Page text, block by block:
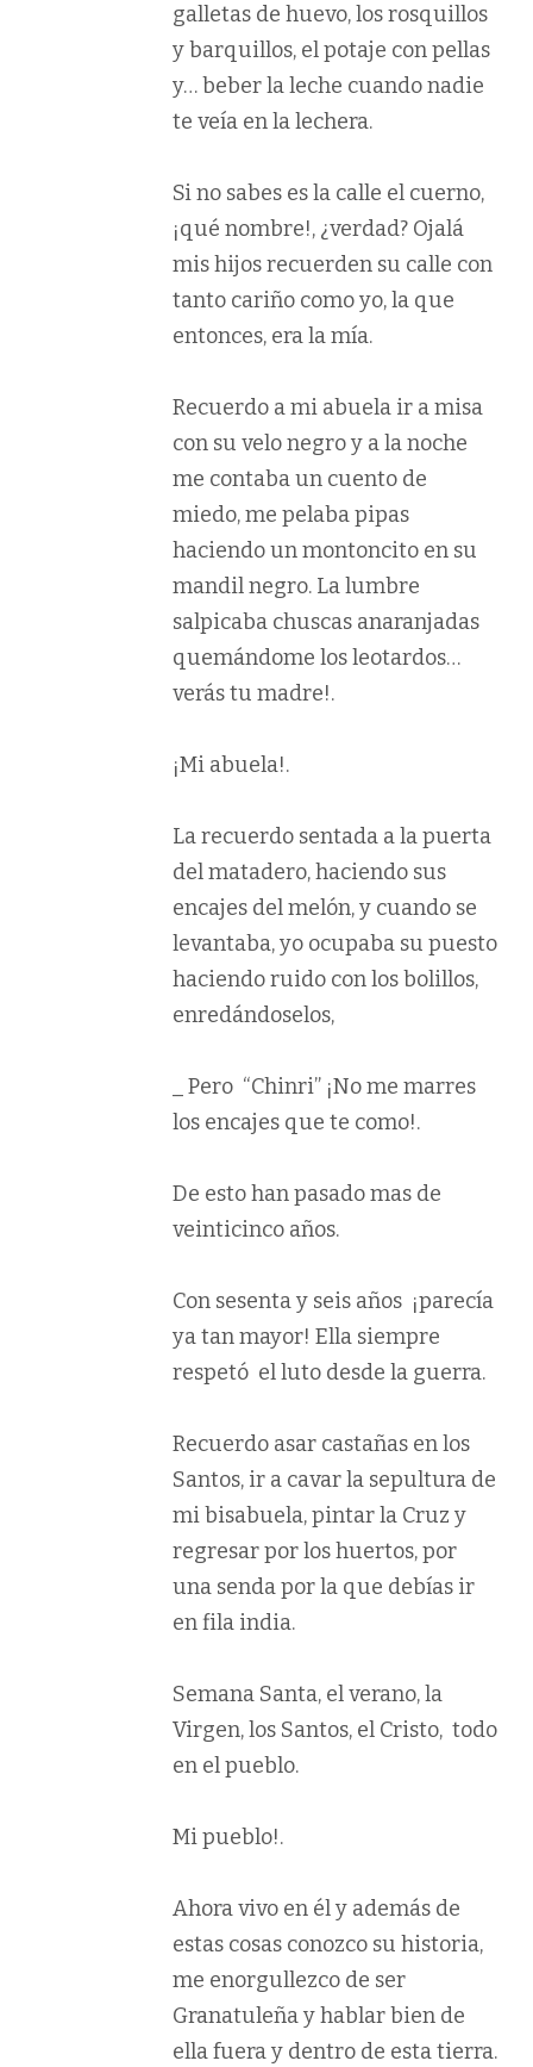
galletas de huevo, los rosquillos
y barquillos, el potaje con pellas
y… beber la leche cuando nadie
te veía en la lechera.
Si no sabes es la calle el cuerno,
¡qué nombre!, ¿verdad? Ojalá
mis hijos recuerden su calle con
tanto cariño como yo, la que
entonces, era la mía.
Recuerdo a mi abuela ir a misa
con su velo negro y a la noche
me contaba un cuento de
miedo, me pelaba pipas
haciendo un montoncito en su
mandil negro. La lumbre
salpicaba chuscas anaranjadas
quemándome los leotardos…
verás tu madre!.
¡Mi abuela!.
La recuerdo sentada a la puerta
del matadero, haciendo sus
encajes del melón, y cuando se
levantaba, yo ocupaba su puesto
haciendo ruido con los bolillos,
enredándoselos,
_ Pero “Chinri” ¡No me marres
los encajes que te como!.
De esto han pasado mas de
veinticinco años.
Con sesenta y seis años ¡parecía
ya tan mayor! Ella siempre
respetó el luto desde la guerra.
Recuerdo asar castañas en los
Santos, ir a cavar la sepultura de
mi bisabuela, pintar la Cruz y
regresar por los huertos, por
una senda por la que debías ir
en fila india.
Semana Santa, el verano, la
Virgen, los Santos, el Cristo, todo
en el pueblo.
Mi pueblo!.
Ahora vivo en él y además de
estas cosas conozco su historia,
me enorgullezco de ser
Granatuleña y hablar bien de
ella fuera y dentro de esta tierra.